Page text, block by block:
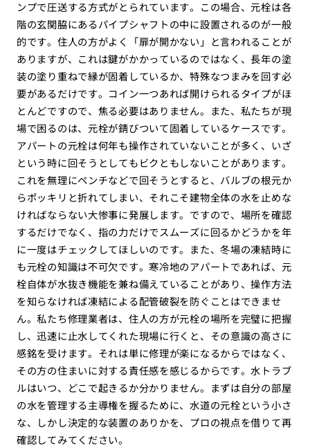
ンプで圧送する方式がとられています。この場合、元栓は各
階の玄関脇にあるパイプシャフトの中に設置されるのが一般
的です。住人の方がよく「扉が開かない」と言われることが
ありますが、これは鍵がかかっているのではなく、長年の塗
装の塗り重ねで縁が固着しているか、特殊なつまみを回す必
要があるだけです。コイン一つあれば開けられるタイプがほ
とんどですので、焦る必要はありません。また、私たちが現
場で困るのは、元栓が錆びついて固着しているケースです。
アパートの元栓は何年も操作されていないことが多く、いざ
という時に回そうとしてもビクともしないことがあります。
これを無理にペンチなどで回そうとすると、バルブの根元か
らポッキリと折れてしまい、それこそ建物全体の水を止めな
ければならない大惨事に発展します。ですので、場所を確認
するだけでなく、指の力だけでスムーズに回るかどうかを年
に一度はチェックしてほしいのです。また、冬場の凍結時に
も元栓の知識は不可欠です。寒冷地のアパートであれば、元
栓自体が水抜き機能を兼ね備えていることがあり、操作方法
を知らなければ凍結による配管破裂を防ぐことはできませ
ん。私たち修理業者は、住人の方が元栓の場所を完璧に把握
し、迅速に止水してくれた現場に行くと、その意識の高さに
感銘を受けます。それは単に修理が楽になるからではなく、
その方の住まいに対する責任感を感じるからです。水トラブ
ルはいつ、どこで起きるか分かりません。まずは自分の部屋
の水を管理する主導権を握るために、水道の元栓という小さ
な、しかし決定的な装置のありかを、プロの視点を借りて再
確認してみてください。